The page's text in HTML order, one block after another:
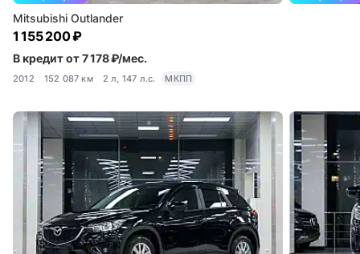
Mitsubishi Outlander
1 155 200 ₽
В кредит от 7 178 ₽/мес.
2012 152 087 км 2 л, 147 л.с. МКПП